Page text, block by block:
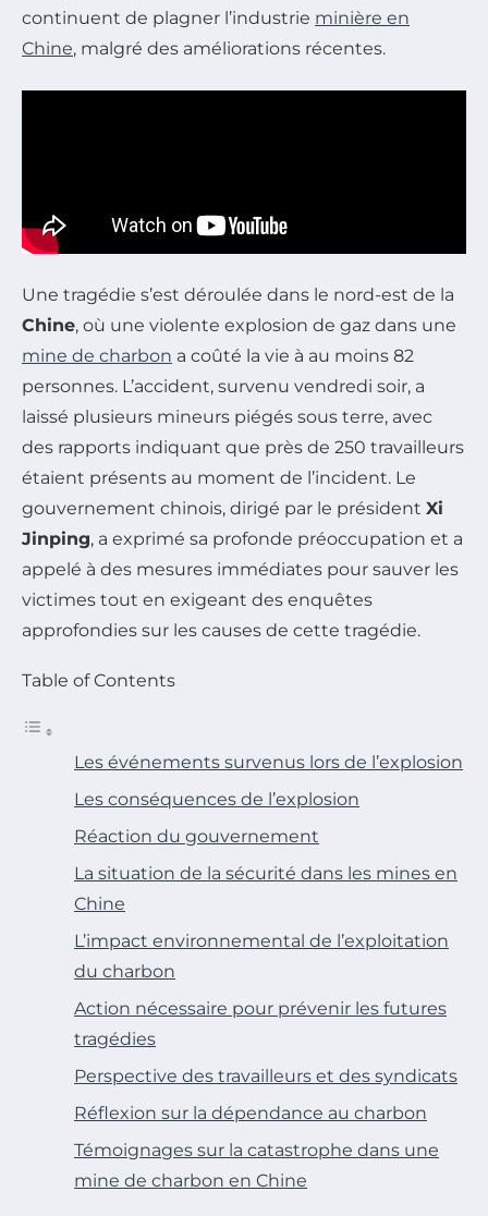
continuent de plagner l’industrie minière en
Chine, malgré des améliorations récentes.
Une tragédie s’est déroulée dans le nord-est de la
Chine, où une violente explosion de gaz dans une
mine de charbon a coûté la vie à au moins 82
personnes. L’accident, survenu vendredi soir, a
laissé plusieurs mineurs piégés sous terre, avec
des rapports indiquant que près de 250 travailleurs
étaient présents au moment de l’incident. Le
gouvernement chinois, dirigé par le président Xi
Jinping, a exprimé sa profonde préoccupation et a
appelé à des mesures immédiates pour sauver les
victimes tout en exigeant des enquêtes
approfondies sur les causes de cette tragédie.
Table of Contents
Les événements survenus lors de l’explosion
Les conséquences de l’explosion
Réaction du gouvernement
La situation de la sécurité dans les mines en
Chine
L’impact environnemental de l’exploitation
du charbon
Action nécessaire pour prévenir les futures
tragédies
Perspective des travailleurs et des syndicats
Réflexion sur la dépendance au charbon
Témoignages sur la catastrophe dans une
mine de charbon en Chine